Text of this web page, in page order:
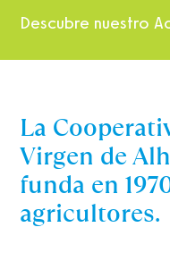
Descubre nuestro
La
Virgen de
funda en
agricultores.